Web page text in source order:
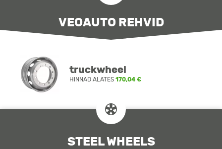
VEOAUTO REHVID
truckwheel
HINNAD ALATES 170,04 €
STEEL WHEELS